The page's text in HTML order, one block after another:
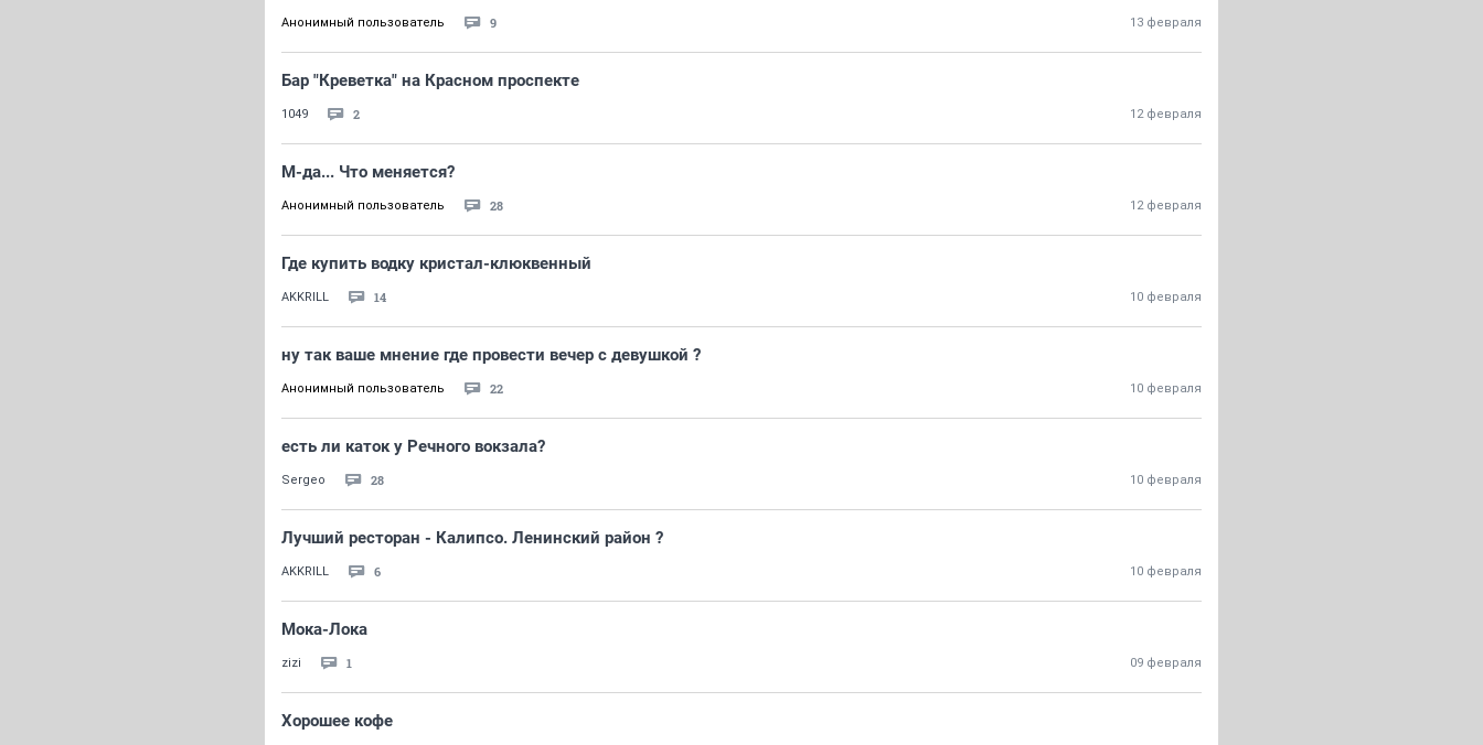
Анонимный пользователь 9 13 февраля
Бар "Креветка" на Красном проспекте
1049 2 12 февраля
М-да... Что меняется?
Анонимный пользователь 28 12 февраля
Где купить водку кристал-клюквенный
AKKRILL 14 10 февраля
ну так ваше мнение где провести вечер с девушкой ?
Анонимный пользователь 22 10 февраля
есть ли каток у Речного вокзала?
Sergeo 28 10 февраля
Лучший ресторан - Калипсо. Ленинский район ?
AKKRILL 6 10 февраля
Мока-Лока
zizi 1 09 февраля
Хорошее кофе